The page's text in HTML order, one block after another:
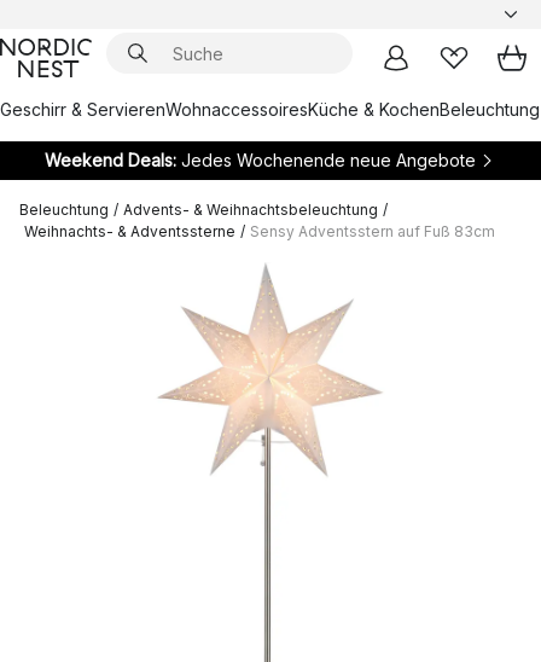
Geschirr & ServierenWohnaccessoiresKüche & KochenBeleuchtung
Weekend Deals:Jedes Wochenende neue Angebote
Beleuchtung / Advents- & Weihnachtsbeleuchtung /
Weihnachts- & Adventssterne / Sensy Adventsstern auf Fuß 83cm